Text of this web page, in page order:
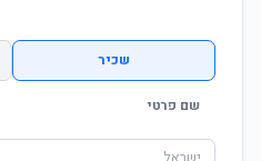
שכיר
שם פרטי